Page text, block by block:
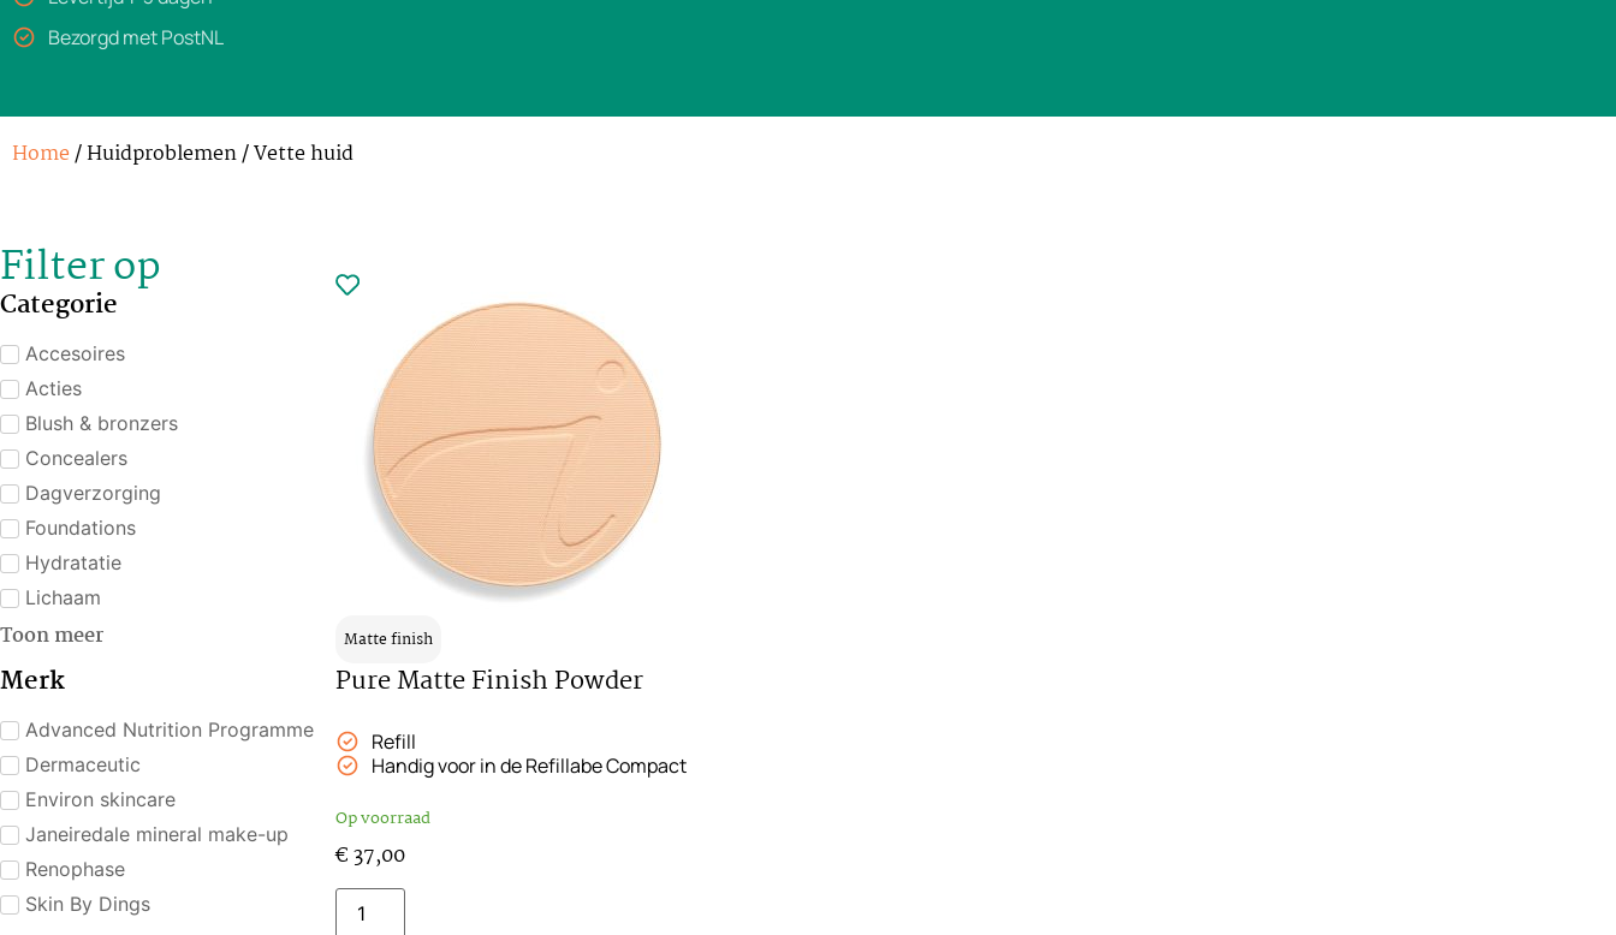
Bezorgd met PostNL
Home/ Huidproblemen / Vette huid
Filter op
Categorie
Accesoires
Acties
Blush & bronzers
Concealers
Dagverzorging
Foundations
Hydratatie
Lichaam
Toon meer
Merk
Advanced Nutrition Programme
Dermaceutic
Environ skincare
Janeiredale mineral make-up
Renophase
Skin By Dings
Matte finish
Pure Matte Finish Powder
Refill
Handig voor in de Refillabe Compact
Op voorraad
€37,00